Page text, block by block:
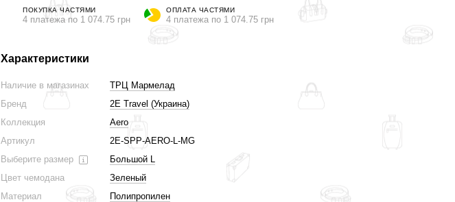
ПОКУПКА ЧАСТЯМИ
4 платежа по 1 074.75 грн
ОПЛАТА ЧАСТЯМИ
4 платежа по 1 074.75 грн
Характеристики
Наличие в магазинах
ТРЦ Мармелад
Бренд
2E Travel (Украина)
Коллекция
Aero
Артикул
2E-SPP-AERO-L-MG
Выберите размер
Большой L
Цвет чемодана
Зеленый
Материал
Полипропилен